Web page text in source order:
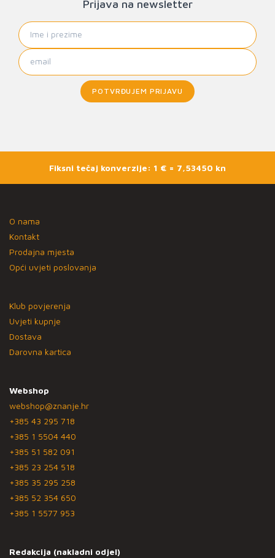
Prijava na newsletter
POTVRĐUJEM PRIJAVU
Fiksni tečaj konverzije: 1 € = 7,53450 kn
O nama
Kontakt
Prodajna mjesta
Opći uvjeti poslovanja
Klub povjerenja
Uvjeti kupnje
Dostava
Darovna kartica
Webshop
webshop@znanje.hr
+385 43 295 718
+385 1 5504 440
+385 51 582 091
+385 23 254 518
+385 35 295 258
+385 52 354 650
+385 1 5577 953
Redakcija (nakladni odjel)